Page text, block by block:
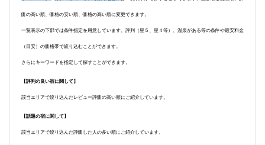
価の高い順、価格の安い順、価格の高い順に変更できます。
一覧表示の下部では条件指定を用意しています。評判（星５、星４等）、温泉がある等の条件や最安料金
（目安）の価格帯で絞り込むことができます。
さらにキーワードを指定して探すことができます。
【評判の良い宿に関して】
該当エリアで絞り込んだレビュー評価の高い順にご紹介しています。
【話題の宿に関して】
該当エリアで絞り込んだ評価した人の多い順にご紹介しています。